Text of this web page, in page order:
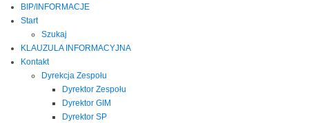
BIP/INFORMACJE
Start
Szukaj
KLAUZULA INFORMACYJNA
Kontakt
Dyrekcja Zespołu
Dyrektor Zespołu
Dyrektor GIM
Dyrektor SP